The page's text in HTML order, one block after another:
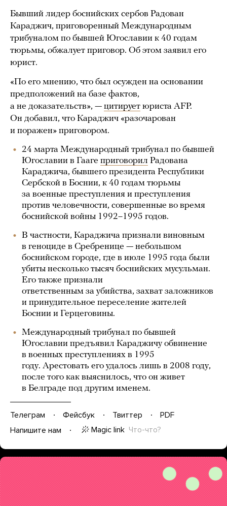
Бывший лидер боснийских сербов Радован
Караджич, приговоренный Международным
трибуналом по бывшей Югославии к 40 годам
тюрьмы, обжалует приговор. Об этом заявил его
юрист.
«По его мнению, что был осужден на основании
предположений на базе фактов,
а не доказательств», — цитирует юриста AFP.
Он добавил, что Караджич «разочарован
и поражен» приговором.
24 марта Международный трибунал по бывшей
Югославии в Гааге приговорил Радована
Караджича, бывшего президента Республики
Сербской в Боснии, к 40 годам тюрьмы
за военные преступления и преступления
против человечности, совершенные во время
боснийской войны 1992–1995 годов.
В частности, Караджича признали виновным
в геноциде в Сребренице — небольшом
боснийском городе, где в июле 1995 года были
убиты несколько тысяч боснийских мусульман.
Его также признали
ответственным за убийства, захват заложников
и принудительное переселение жителей
Боснии и Герцеговины.
Международный трибунал по бывшей
Югославии предъявил Караджичу обвинение
в военных преступлениях в 1995
году. Арестовать его удалось лишь в 2008 году,
после того как выяснилось, что он живет
в Белграде под другим именем.
Телеграм Фейсбук Твиттер
PDF
Напишите нам
Magic link Что-что?